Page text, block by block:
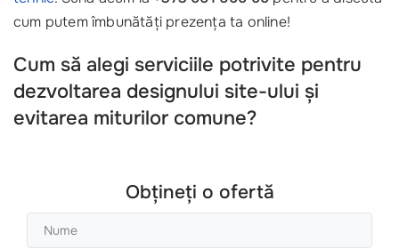
cum putem îmbunătăți prezența ta online!
Cum să alegi serviciile potrivite pentru
dezvoltarea designului site-ului și
evitarea miturilor comune?
Obțineți o ofertă